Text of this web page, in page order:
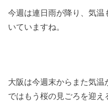
今週は連日雨が降り、気
いていますね。
大阪は今週末からまた気
ではもう桜の見ごろを迎え